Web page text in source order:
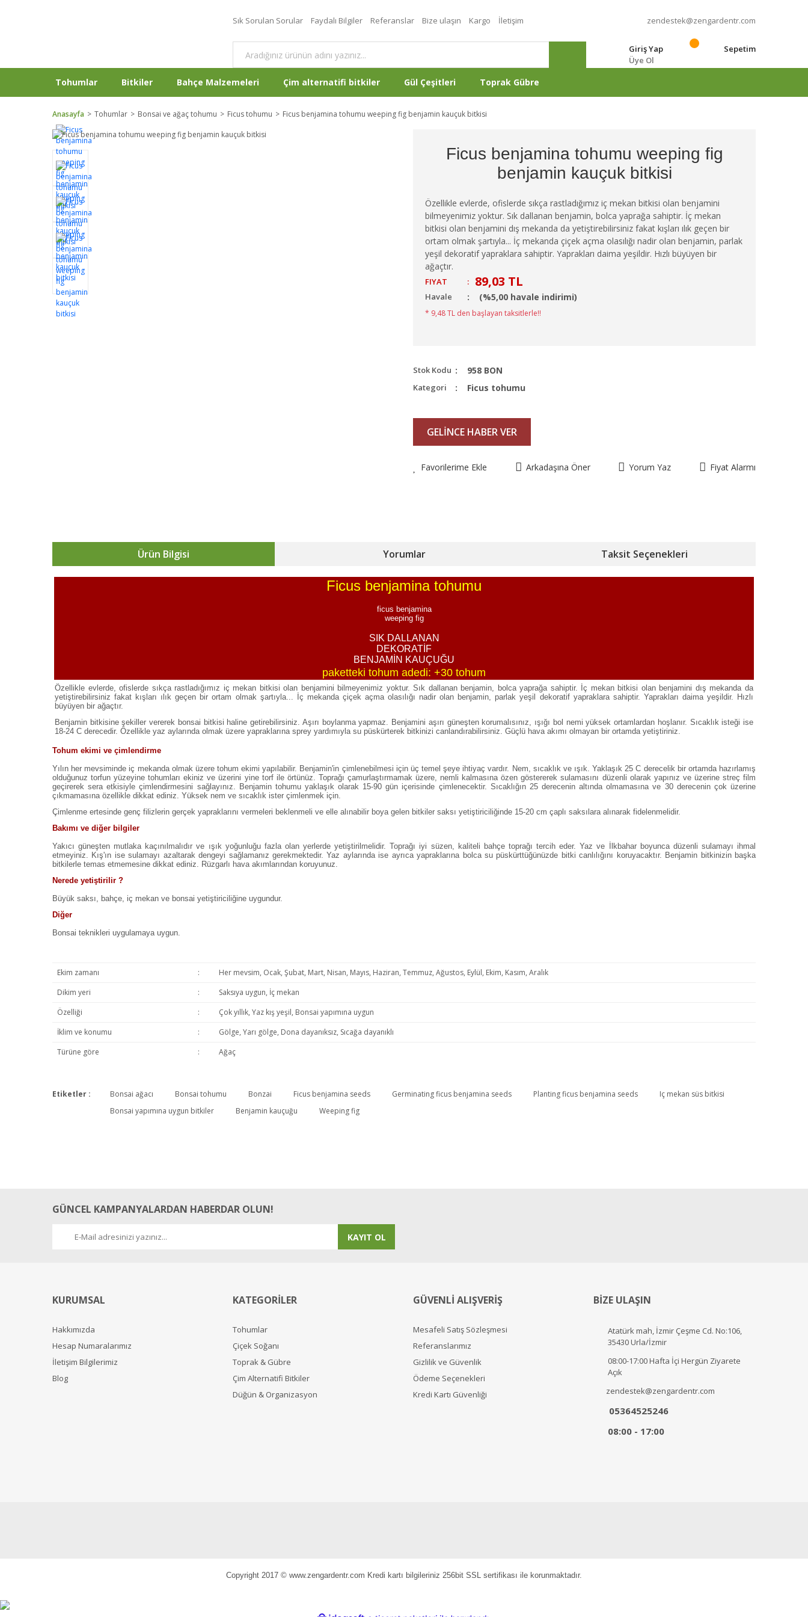
Sık Sorulan Sorular Faydalı Bilgiler Referanslar Bize ulaşın Kargo İletişim zendestek@zengardentr.com
Giriş Yap
Üye Ol
Sepetim
Tohumlar Bitkiler Bahçe Malzemeleri Çim alternatifi bitkiler Gül Çeşitleri Toprak Gübre
Anasayfa Tohumlar Bonsai ve ağaç tohumu Ficus tohumu Ficus benjamina tohumu weeping fig benjamin kauçuk bitkisi
Ficus benjamina tohumu weeping fig
benjamin kauçuk bitkisi
Özellikle evlerde, ofislerde sıkça rastladığımız iç mekan bitkisi olan benjamini
bilmeyenimiz yoktur. Sık dallanan benjamin, bolca yaprağa sahiptir. İç mekan
bitkisi olan benjamini dış mekanda da yetiştirebilirsiniz fakat kışları ılık geçen bir
ortam olmak şartıyla... İç mekanda çiçek açma olasılığı nadir olan benjamin, parlak
yeşil dekoratif yapraklara sahiptir. Yaprakları daima yeşildir. Hızlı büyüyen bir
ağaçtır.
FIYAT : 89,03 TL
Havale (%5,00 havale indirimi)
* 9,48 TL den başlayan taksitlerle!!
Stok Kodu 958 BON
Kategori Ficus tohumu
GELİNCE HABER VER
Favorilerime Ekle Arkadaşına Öner Yorum Yaz Fiyat Alarmı
Ürün Bilgisi Yorumlar Taksit Seçenekleri
Ficus benjamina tohumu
ficus benjamina
weeping fig
SIK DALLANAN
DEKORATİF
BENJAMİN KAUÇUĞU
paketteki tohum adedi: +30 tohum
Özellikle evlerde, ofislerde sıkça rastladığımız iç mekan bitkisi olan benjamini bilmeyenimiz yoktur. Sık dallanan benjamin, bolca yaprağa sahiptir. İç mekan bitkisi olan benjamini dış mekanda da
yetiştirebilirsiniz fakat kışları ılık geçen bir ortam olmak şartıyla... İç mekanda çiçek açma olasılığı nadir olan benjamin, parlak yeşil dekoratif yapraklara sahiptir. Yaprakları daima yeşildir. Hızlı
büyüyen bir ağaçtır.
Benjamin bitkisine şekiller vererek bonsai bitkisi haline getirebilirsiniz. Aşırı boylanma yapmaz. Benjamini aşırı güneşten korumalısınız, ışığı bol nemi yüksek ortamlardan hoşlanır. Sıcaklık isteği ise
18-24 C derecedir. Özellikle yaz aylarında olmak üzere yapraklarına sprey yardımıyla su püskürterek bitkinizi canlandırabilirsiniz. Güçlü hava akımı olmayan bir ortamda yetiştiriniz.
Tohum ekimi ve çimlendirme
Yılın her mevsiminde iç mekanda olmak üzere tohum ekimi yapılabilir. Benjamin'in çimlenebilmesi için üç temel şeye ihtiyaç vardır. Nem, sıcaklık ve ışık. Yaklaşık 25 C derecelik bir ortamda hazırlamış
olduğunuz torfun yüzeyine tohumları ekiniz ve üzerini yine torf ile örtünüz. Toprağı çamurlaştırmamak üzere, nemli kalmasına özen göstererek sulamasını düzenli olarak yapınız ve üzerine streç film
geçirerek sera etkisiyle çimlendirmesini sağlayınız. Benjamin tohumu yaklaşık olarak 15-90 gün içerisinde çimlenecektir. Sıcaklığın 25 derecenin altında olmamasına ve 30 derecenin çok üzerine
çıkmamasına özellikle dikkat ediniz. Yüksek nem ve sıcaklık ister çimlenmek için.
Çimlenme ertesinde genç filizlerin gerçek yapraklarını vermeleri beklenmeli ve elle alınabilir boya gelen bitkiler saksı yetiştiriciliğinde 15-20 cm çaplı saksılara alınarak fidelenmelidir.
Bakımı ve diğer bilgiler
Yakıcı güneşten mutlaka kaçınılmalıdır ve ışık yoğunluğu fazla olan yerlerde yetiştirilmelidir. Toprağı iyi süzen, kaliteli bahçe toprağı tercih eder. Yaz ve İlkbahar boyunca düzenli sulamayı ihmal
etmeyiniz. Kış'ın ise sulamayı azaltarak dengeyi sağlamanız gerekmektedir. Yaz aylarında ise ayrıca yapraklarına bolca su püskürttüğünüzde bitki canlılığını koruyacaktır. Benjamin bitkinizin başka
bitkilerle temas etmemesine dikkat ediniz. Rüzgarlı hava akımlarından koruyunuz.
Nerede yetiştirilir ?
Büyük saksı, bahçe, iç mekan ve bonsai yetiştiriciliğine uygundur.
Diğer
Bonsai teknikleri uygulamaya uygun.
Ekim zamanı :
Her mevsim, Ocak, Şubat, Mart, Nisan, Mayıs, Haziran, Temmuz, Ağustos, Eylül, Ekim, Kasım, Aralık
Dikim yeri
:
Saksıya uygun, İç mekan
Özelliği
:
Çok yıllık, Yaz kış yeşil, Bonsai yapımına uygun
İklim ve konumu
:
Gölge, Yarı gölge, Dona dayanıksız, Sıcağa dayanıklı
Türüne göre
: Ağaç
Etiketler : Bonsai ağacı Bonsai tohumu Bonzai Ficus benjamina seeds Germinating ficus benjamina seeds Planting ficus benjamina seeds
Iç mekan süs bitkisi
Bonsai yapımına uygun bitkiler
Benjamin kauçuğu Weeping fig
GÜNCEL KAMPANYALARDAN HABERDAR OLUN!
KAYIT OL
KURUMSAL
Hakkımızda
Hesap Numaralarımız
İletişim Bilgilerimiz
Blog
KATEGORİLER
Tohumlar
Çiçek Soğanı
Toprak & Gübre
Çim Alternatifi Bitkiler
Düğün & Organizasyon
GÜVENLİ ALIŞVERİŞ
Mesafeli Satış Sözleşmesi
Referanslarımız
Gizlilik ve Güvenlik
Ödeme Seçenekleri
Kredi Kartı Güvenliği
BİZE ULAŞIN
Atatürk mah, İzmir Çeşme Cd. No:106,
35430 Urla/İzmir
08:00-17:00 Hafta İçi Hergün Ziyarete
Açık
zendestek@zengardentr.com
05364525246
08:00 - 17:00
Copyright 2017 © www.zengardentr.com Kredi kartı bilgileriniz 256bit SSL sertifikası ile korunmaktadır.